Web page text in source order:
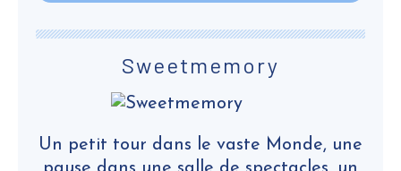
Sweetmemory
Un petit tour dans le vaste Monde, une